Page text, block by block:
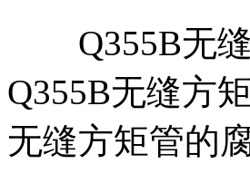
Q355B无缝
Q355B无缝方
无缝方矩管的腐